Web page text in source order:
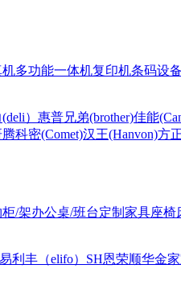
机多功能一体机复印机条码设备
） 惠普兄弟(brother)佳能
腾科密(Comet)汉王(Hanvon)方
/架办公桌/班台定制家具座椅
易利丰（elifo） SH恩荣顺华金